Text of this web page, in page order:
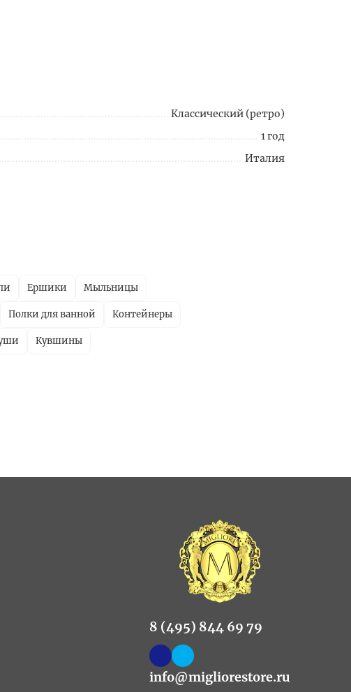
Классический (ретро)
1 год
Италия
Ершики Мыльницы
Полки для ванной Контейнеры
Кувшины
8 (495) 844 69 79
info@migliorestore.ru